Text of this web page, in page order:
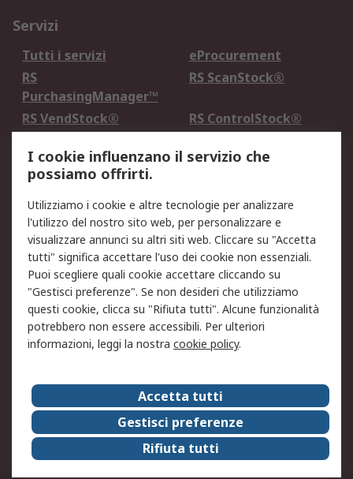
Servizi
Tutti i servizi
eProcurement
RS
PurchasingManager™
RS ScanStock®
RS VendStock®
RS ControlStock®
Legale
Informativa Cookie
Informativa Privacy -
Aggiornata
Email Security
Termini d'uso
Condizioni di vendita
Condizioni generali di
servizio
Etica e responsabilità
Chi Siamo
Chi Siamo
Contattaci
Supporto
ESG
Carriere
RS Group
Press Centre
Discovery: il Blog di RS
I cookie influenzano il servizio che
possiamo offrirti.
Utilizziamo i cookie e altre tecnologie per analizzare
l'utilizzo del nostro sito web, per personalizzare e
visualizzare annunci su altri siti web. Cliccare su "Accetta
tutti" significa accettare l'uso dei cookie non essenziali.
Puoi scegliere quali cookie accettare cliccando su
"Gestisci preferenze". Se non desideri che utilizziamo
questi cookie, clicca su "Rifiuta tutti". Alcune funzionalità
potrebbero non essere accessibili. Per ulteriori
informazioni, leggi la nostra cookie policy.
Accetta tutti
Gestisci preferenze
Rifiuta tutti